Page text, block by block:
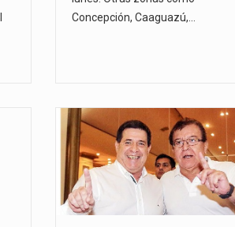
Concepción, Caaguazú,…